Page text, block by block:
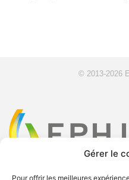
Gérer le
Pour offrir les meilleures
© 2013-2026